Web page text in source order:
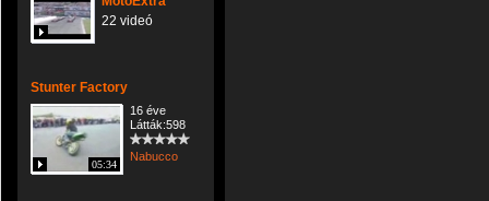
22 videó
Stunter Factory
05:34
16 éve
Látták:598
Nabucco